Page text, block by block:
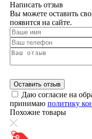
Написать отзыв
Вы можете оставить
появится на сайте.
Оставить отзыв
Даю согласие на
принимаю политику
Похожие товары